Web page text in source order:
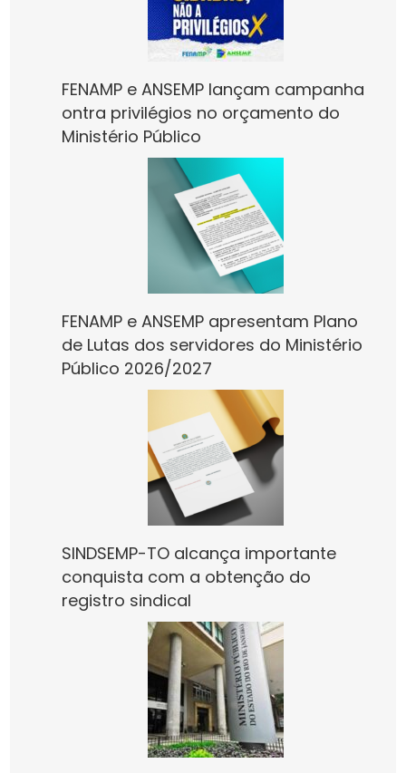
FENAMP e ANSEMP lançam campanha
ontra privilégios no orçamento do
Ministério Público
FENAMP e ANSEMP apresentam Plano
de Lutas dos servidores do Ministério
Público 2026/2027
SINDSEMP-TO alcança importante
conquista com a obtenção do
registro sindical